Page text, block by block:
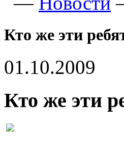
Кто же эти
01.10.2009
Кто же эти